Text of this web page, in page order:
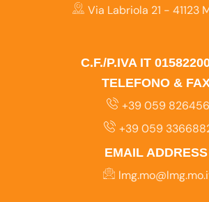
Via Labriola 21 - 41123
C.F./P.IVA IT
TELEFONO &
+39 059 826456
+39 059
EMAIL ADDRESS